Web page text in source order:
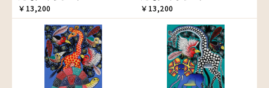
マンゴーの木
水浴び
夕日
ライオン
￥13,200 ￥13,200